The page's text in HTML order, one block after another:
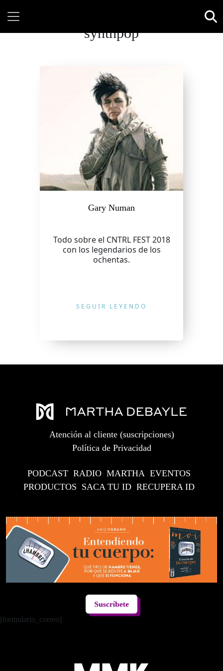
synthpop
Gary Numan
Todo sobre el CNTRL FEST 2018
con los legendarios de los
ochentas.
SEGUIR LEYENDO
Atención al cliente (suscripciones)
Política de Privacidad
PODCAST RADIO MARTHA EVENTOS
PRODUCTOS SACA TU ID RECUPERA ID
Suscríbete
[formulario_correo]